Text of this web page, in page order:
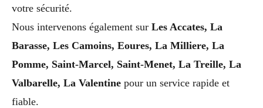
votre sécurité.
Nous intervenons également sur Les Accates, La
Barasse, Les Camoins, Eoures, La Milliere, La
Pomme, Saint-Marcel, Saint-Menet, La Treille, La
Valbarelle, La Valentine pour un service rapide et
fiable.